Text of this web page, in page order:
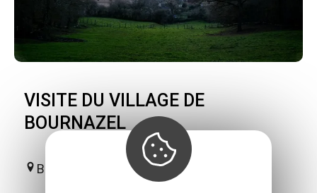
VISITE DU VILLAGE DE
BOURNAZEL
Bournazel